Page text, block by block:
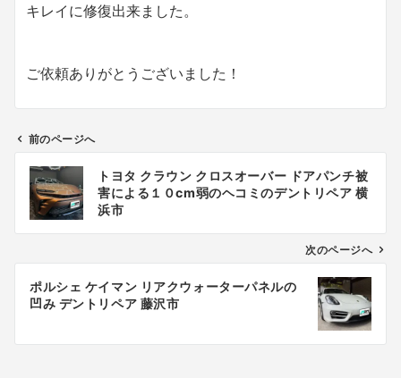
キレイに修復出来ました。
ご依頼ありがとうございました！
ン
前のページへ
トヨタ クラウン クロスオーバー ドアパンチ被
害による１０cm弱のヘコミのデントリペア 横
浜市
次のページへ
ポルシェ ケイマン リアクウォーターパネルの
凹み デントリペア 藤沢市